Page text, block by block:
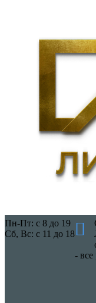
Пн-Пт: с 8 до 19
Сб, Вс: с 11 до 18
-